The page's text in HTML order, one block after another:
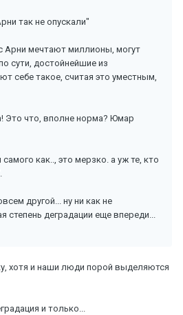
так не опускали"
Арни мечтают миллионы, могут
сути, достойнейшие из
себе такое, считая это уместным,
Это что, вполне норма? Юмар
как.., это мерзко. а уж те, кто
другой... ну ни как не
степень деградации еще впереди...
хотя и наши люди порой выделяются
и только...